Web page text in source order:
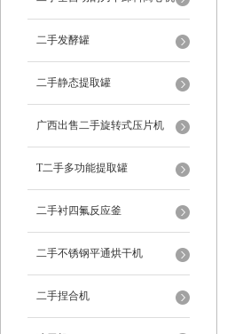
二手发酵罐
二手静态提取罐
广西出售二手旋转式压片机
T二手多功能提取罐
二手衬四氟反应釜
二手不锈钢平通烘干机
二手捏合机